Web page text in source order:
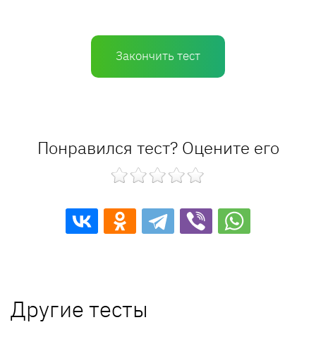
Закончить тест
Понравился тест? Оцените его
Другие тесты